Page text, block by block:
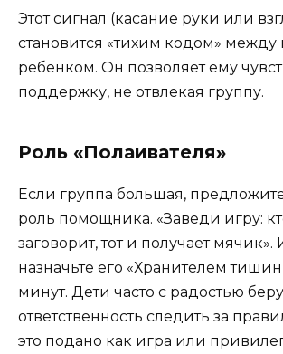
Этот сигнал (касание руки или
становится «тихим кодом» между
ребёнком. Он позволяет ему
поддержку, не отвлекая группу.
Роль «Полаивателя»
Если группа большая,
роль помощника. «Заведи игру:
заговорит, тот и получает мячик».
назначьте его «Хранителем
минут. Дети часто с радостью
ответственность следить за
это подано как игра или